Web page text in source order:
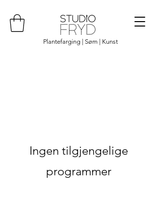
Plantefarging | Søm | Kunst
Ingen tilgjengelige
programmer